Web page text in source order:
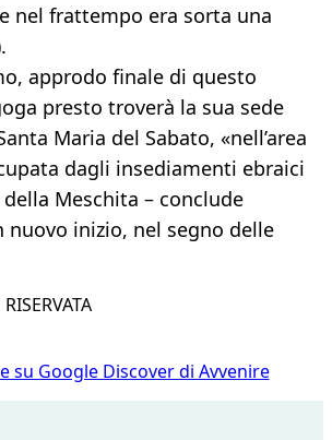
nel frattempo era sorta una
approdo finale di questo
presto troverà la sua sede
Maria del Sabato, «nell’area
dagli insediamenti ebraici
Meschita – conclude
nuovo inizio, nel segno delle
su Google Discover di Avvenire